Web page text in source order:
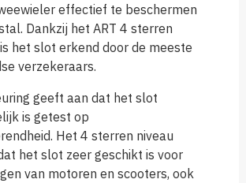
effectief te beschermen
Dankzij het ART 4 sterren
het slot erkend door de meeste
verzekeraars.
geeft aan dat het slot
is getest op
Het 4 sterren niveau
het slot zeer geschikt is voor
van motoren en scooters, ook